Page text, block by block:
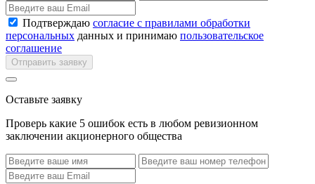
Подтверждаю согласие с правилами обработки
персональных данных и принимаю пользовательское
соглашение
Отправить заявку
Оставьте заявку
Проверь какие 5 ошибок есть в любом ревизионном
заключении акционерного общества